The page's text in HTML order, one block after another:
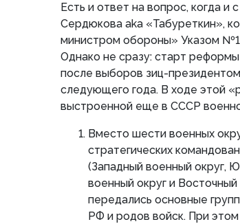
Есть и ответ на вопрос, когда и
Сердюкова aka «Табуреткин»,
министром обороны» Указом
Однако не сразу: старт
после выборов зиц-
следующего года. В ходе этой
выстроенной еще в СССР
Вместо шести военных
стратегических
(Западный военный округ,
военный округ и
передались основные
РФ и родов войск. При